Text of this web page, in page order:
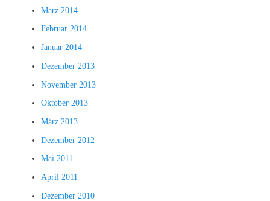
März 2014
Februar 2014
Januar 2014
Dezember 2013
November 2013
Oktober 2013
März 2013
Dezember 2012
Mai 2011
April 2011
Dezember 2010